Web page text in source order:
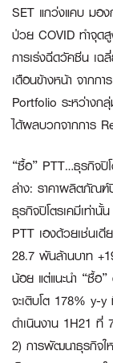
SET แกว่งแคบ มอ
ป่วย COVID ทำจุด
การเร่งฉีดวัคซีน เฉ
เดือนข้างหน้า จากก
Portfolio ระหว่าง
ได้ผลบวกจากการ
“ซื้อ” PTT…ธุรกิจปิ
ล่าง: ราคาผลิตภัณฑ์ปิ
ธุรกิจปิโตรเคมีเท่านั้
PTT เองด้วยเช่นเ
28.7 พันล้านบาท
น้อย แต่แนะนำ “ซื้อ
จะเติบโต 178% y-
ดำเนินงาน 1H21 ที่
2) การพัฒนาธุรกิจ